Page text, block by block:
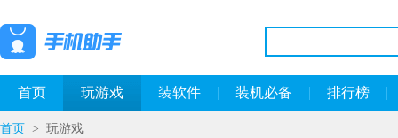
首页 玩游戏 装软件 装机必备 排行榜
首页 > 玩游戏